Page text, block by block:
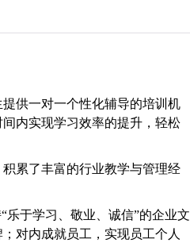
供一对一个性化辅导的培训机
内实现学习效率的提升，轻松
累了丰富的行业教学与管理经
乐于学习、敬业、诚信”的企业文
对内成就员工，实现员工个人